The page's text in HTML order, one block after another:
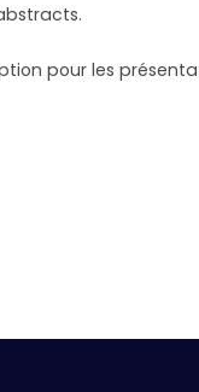
pour les